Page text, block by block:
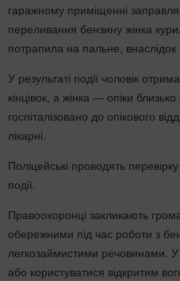
гаражному приміщенні
переливання бензину жінка
потрапила на пальне,
У результаті події чоловік
кінцівок, а жінка — опіки
госпіталізовано до опікового
лікарні.
Поліцейські проводять
події.
Правоохоронці закликають
обережними під час роботи з
легкозаймистими речовинами.
або користуватися відкритим